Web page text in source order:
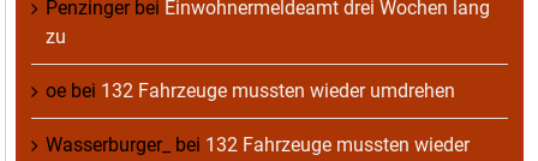
Penzingerbei Einwohnermeldeamt drei Wochen lang
zu
oe bei 132 Fahrzeuge mussten wieder umdrehen
Wasserburger_ bei 132 Fahrzeuge mussten wieder